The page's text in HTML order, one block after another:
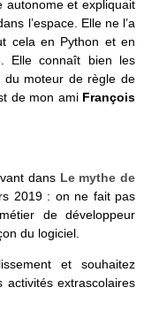
autonome et expliquait
l’espace. Elle ne l’a
cela en Python et en
Elle connaît bien les
du moteur de règle de
de mon ami François
dans Le mythe de
2019 : on ne fait pas
de développeur
du logiciel.
et souhaitez
activités extrascolaires